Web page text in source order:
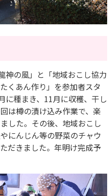
神の風」と「地域おこし協力
くあん作り」を参加者スタ
に種まき、11月に収穫、干し
は樽の漬け込み作業で、楽
した。その後、地域おこし
にんじん等の野菜のチャウ
だきました。年明け完成予